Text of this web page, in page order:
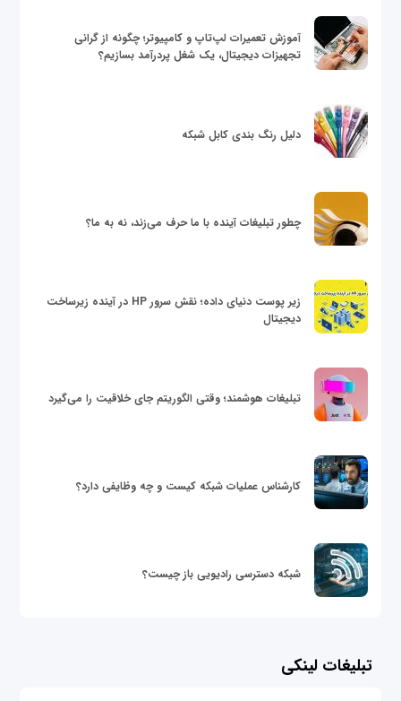
آموزش تعمیرات لپ‌تاپ و کامپیوتر؛ چگونه از گرانی
تجهیزات دیجیتال، یک شغل پردرآمد بسازیم؟
دلیل رنگ بندی کابل شبکه
چطور تبلیغات آینده با ما حرف می‌زند، نه به ما؟
زیر پوست دنیای داده؛ نقش سرور HP در آینده زیرساخت
دیجیتال
تبلیغات هوشمند؛ وقتی الگوریتم جای خلاقیت را می‌گیرد
کارشناس عملیات شبکه کیست و چه وظایفی دارد؟
شبکه دسترسی رادیویی باز چیست؟
تبلیغات لینکی